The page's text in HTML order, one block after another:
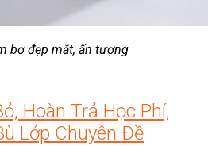
bơ đẹp mắt, ấn tượng
Hoàn Trả Học Phí,
Lớp Chuyên Đề